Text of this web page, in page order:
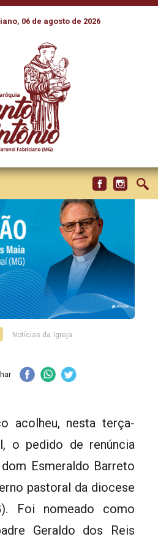
06 de agosto de 2026
ACEITA
DE DOM
E NOMEIA NOVO
ARAÇUAÍ (MG)
Notícias da Igreja
acolheu, nesta terça-
o pedido de renúncia
Esmeraldo Barreto
pastoral da diocese
Foi nomeado como
Geraldo dos Reis